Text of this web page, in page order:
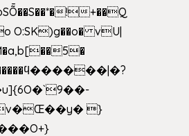
!+��Q
O:SK)g��o� vU|